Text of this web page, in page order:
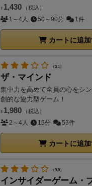
¥ 1,430 （税込）
1～4人 50～90分 1件
カートに追加
（3.1）
ザ・マインド
集中力を高めて全員の心をシ
創的な協力型ゲーム！
¥ 1,980 （税込）
2～4人 15分 53件
カートに追加
（3.0）
インサイダーゲーム・